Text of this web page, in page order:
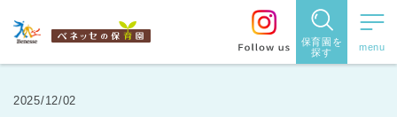
保育園を
探す
保育園を探す
2025/12/02